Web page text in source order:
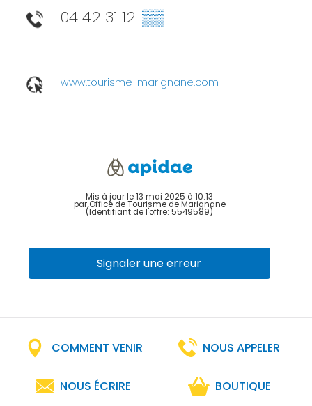
04 42 31 12 ▒▒
www.tourisme-marignane.com
Mis à jour le 13 mai 2025 à 10:13
par Office de Tourisme de Marignane
(Identifiant de l'offre: 5549589)
Signaler une erreur
COMMENT VENIR NOUS APPELER
NOUS ÉCRIRE BOUTIQUE